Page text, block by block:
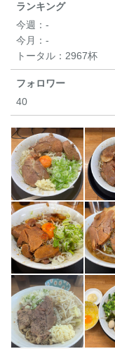
ランキング
今週： -
今月： -
トータル： 2967杯
フォロワー
40